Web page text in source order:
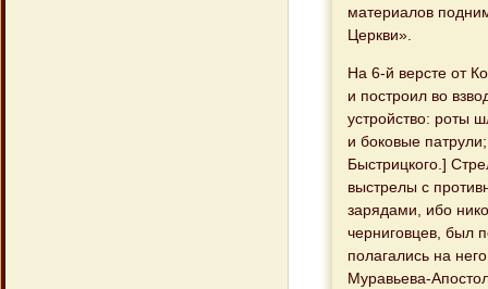
материалов
Церкви».
На 6-й версте от
и построил во
устройство: роты
и боковые
Быстрицкого.]
выстрелы с
зарядами, ибо
черниговцев, был
полагались на
Муравьева-